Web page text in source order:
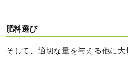
肥料選び
そして、適切な量を与える他に